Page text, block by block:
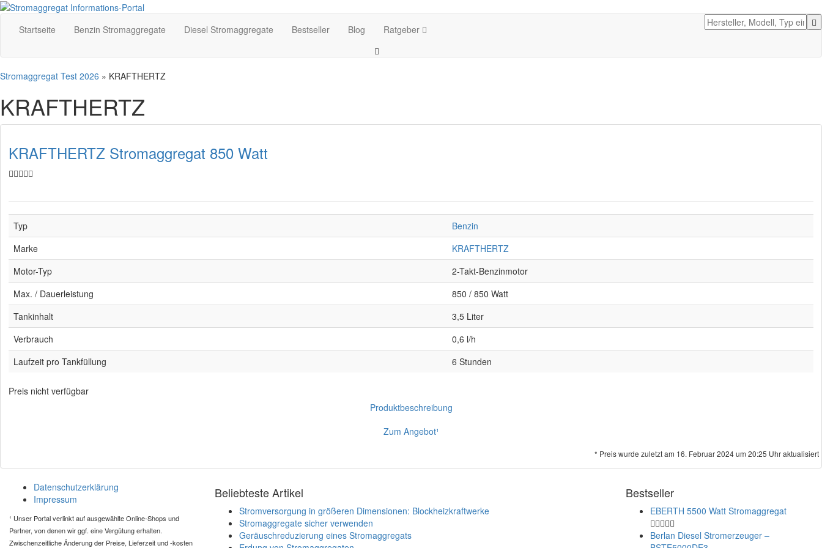
Startseite Benzin Stromaggregate Diesel Stromaggregate Bestseller Blog Ratgeber
Stromaggregat Test 2026 » KRAFTHERTZ
KRAFTHERTZ
KRAFTHERTZ Stromaggregat 850 Watt
Typ
Benzin
Marke
KRAFTHERTZ
Motor-Typ
2-Takt-Benzinmotor
Max. / Dauerleistung
850 / 850 Watt
Tankinhalt
3,5 Liter
Verbrauch
0,6 l/h
Laufzeit pro Tankfüllung
6 Stunden
Preis nicht verfügbar
Produktbeschreibung
Zum Angebot¹
* Preis wurde zuletzt am 16. Februar 2024 um 20:25 Uhr aktualisiert
Datenschutzerklärung
Impressum
¹ Unser Portal verlinkt auf ausgewählte Online-Shops und
Partner, von denen wir ggf. eine Vergütung erhalten.
Zwischenzeitliche Änderung der Preise, Lieferzeit und -kosten
Beliebteste Artikel
Stromversorgung in größeren Dimensionen: Blockheizkraftwerke
Stromaggregate sicher verwenden
Geräuschreduzierung eines Stromaggregats
Bestseller
EBERTH 5500 Watt Stromaggregat
Berlan Diesel Stromerzeuger –